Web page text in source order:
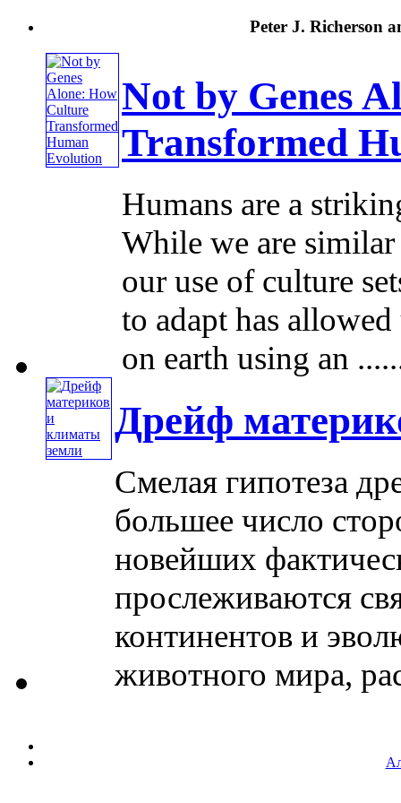
Peter J. Richerson
Not by Genes
Transformed
Humans are a
While we are
our use of culture
to adapt has
on earth using an
Дрейф
Смелая гипотеза
большее число
новейших
прослеживаются
континентов и
животного мира,